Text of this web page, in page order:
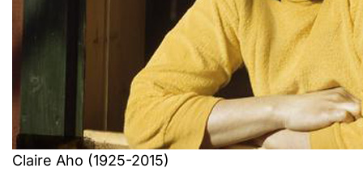
Claire Aho (1925-2015)